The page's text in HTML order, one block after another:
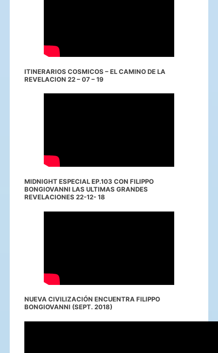
ITINERARIOS COSMICOS – EL CAMINO DE LA
REVELACION 22 – 07 – 19
MIDNIGHT ESPECIAL EP.103 CON FILIPPO
BONGIOVANNI LAS ULTIMAS GRANDES
REVELACIONES 22-12- 18
NUEVA CIVILIZACIÓN ENCUENTRA FILIPPO
BONGIOVANNI (SEPT. 2018)